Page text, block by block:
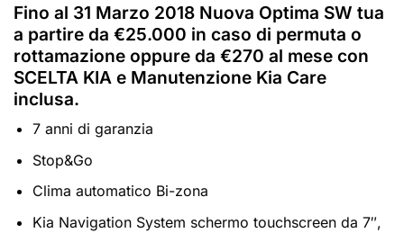
Fino al 31 Marzo 2018 Nuova Optima SW tua
a partire da €25.000 in caso di permuta o
rottamazione oppure da €270 al mese con
SCELTA KIA e Manutenzione Kia Care
inclusa.
7 anni di garanzia
Stop&Go
Clima automatico Bi-zona
Kia Navigation System schermo touchscreen da 7″,